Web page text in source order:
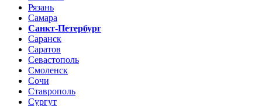
Рязань
Самара
Санкт-Петербург
Саранск
Саратов
Севастополь
Смоленск
Сочи
Ставрополь
Сургут